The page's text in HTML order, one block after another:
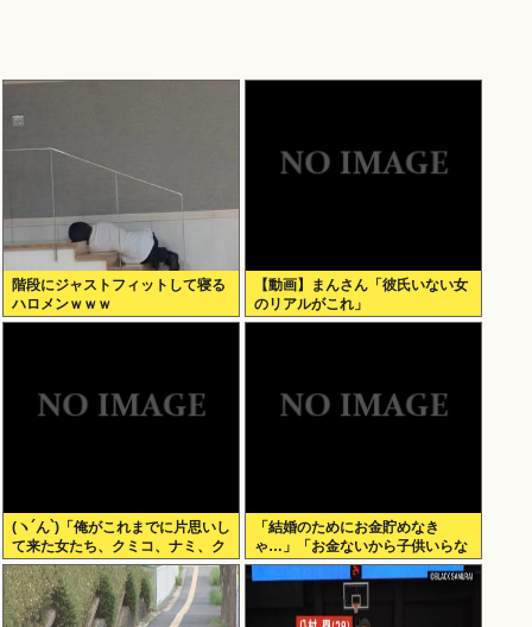
階段にジャストフィットして寝る
ハロメンｗｗｗ
【動画】まんさん「彼氏いない女
のリアルがこれ」
(ヽ´ん`)「俺がこれまでに片思いし
て来た女たち、クミコ、ナミ、ク
ミコ(1人目とは別人、タミヨ、カ
オリ、ユカリ…」
「結婚のためにお金貯めなき
ゃ…」「お金ないから子供いらな
い」←こいつら